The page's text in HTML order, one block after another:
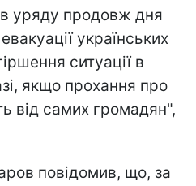
уряду продовж дня
українських
ситуації в
якщо прохання про
від самих громадян",
повідомив, що, за